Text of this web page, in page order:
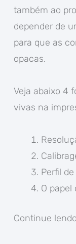
também ao
depender de
para que as
opacas.
Veja abaixo 4
vivas na
Perfil
O papel
Continue